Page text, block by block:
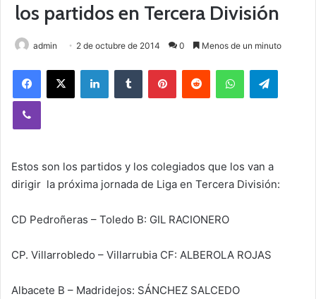
los partidos en Tercera División
admin 2 de octubre de 2014 0 Menos de un minuto
Estos son los partidos y los colegiados que los van a
dirigir la próxima jornada de Liga en Tercera División:
CD Pedroñeras – Toledo B: GIL RACIONERO
CP. Villarrobledo – Villarrubia CF: ALBEROLA ROJAS
Albacete B – Madridejos: SÁNCHEZ SALCEDO